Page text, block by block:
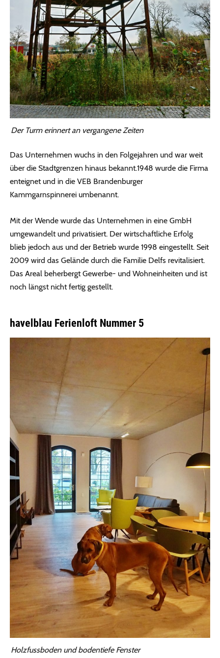
Der Turm erinnert an vergangene Zeiten
Das Unternehmen wuchs in den Folgejahren und war weit
über die Stadtgrenzen hinaus bekannt.1948 wurde die Firma
enteignet und in die VEB Brandenburger
Kammgarnspinnerei umbenannt.
Mit der Wende wurde das Unternehmen in eine GmbH
umgewandelt und privatisiert. Der wirtschaftliche Erfolg
blieb jedoch aus und der Betrieb wurde 1998 eingestellt. Seit
2009 wird das Gelände durch die Familie Delfs revitalisiert.
Das Areal beherbergt Gewerbe- und Wohneinheiten und ist
noch längst nicht fertig gestellt.
havelblau Ferienloft Nummer 5
Holzfussboden und bodentiefe Fenster